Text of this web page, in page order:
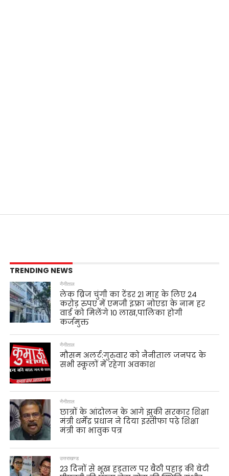
TRENDING NEWS
नैनीताल
लेक ब्रिज चुंगी का टेंडर 21 माह के लिए 24
करोड़ रुपए में एमजी इंफ़्रा नोएडा के नाम हर
वार्ड को मिलेंगे 10 लाख,पालिका होगी
कर्जमुक्त
नैनीताल
मौसम अलर्ट:गुरुवार को नैनीताल जनपद के
सभी स्कूलों में रहेगा अवकाश
नैनीताल
छात्रों के आंदोलन के आगे झुकी सरकार शिक्षा
मंत्री धर्मेंद्र प्रधान ने दिया इस्तीफा पढ़े शिक्षा
मंत्री का भावुक पत्र
उत्तराखण्ड
23 दिनों से भूख हड़ताल पर बैठी पहाड़ की बेटी